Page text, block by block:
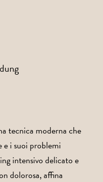
tecnica moderna che
i suoi problemi
intensivo delicato e
dolorosa, affina